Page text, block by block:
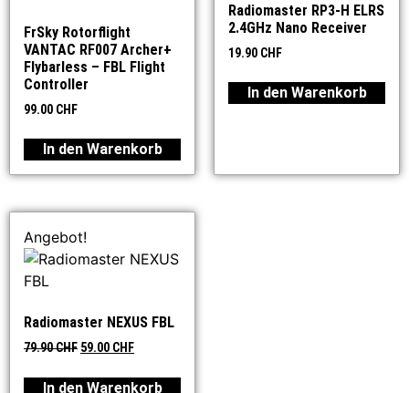
FrSky Rotorflight
VANTAC RF007 Archer+
Flybarless – FBL Flight
Controller
99.00 CHF
In den Warenkorb
Radiomaster RP3-H ELRS
2.4GHz Nano Receiver
19.90 CHF
In den Warenkorb
Angebot!
Radiomaster NEXUS FBL
79.90CHF 59.00 CHF
In den Warenkorb